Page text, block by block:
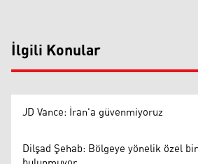
İlgili Konular
JD Vance: İran'a güvenmiyoruz
Dilşad Şehab: Bölgeye yönelik özel